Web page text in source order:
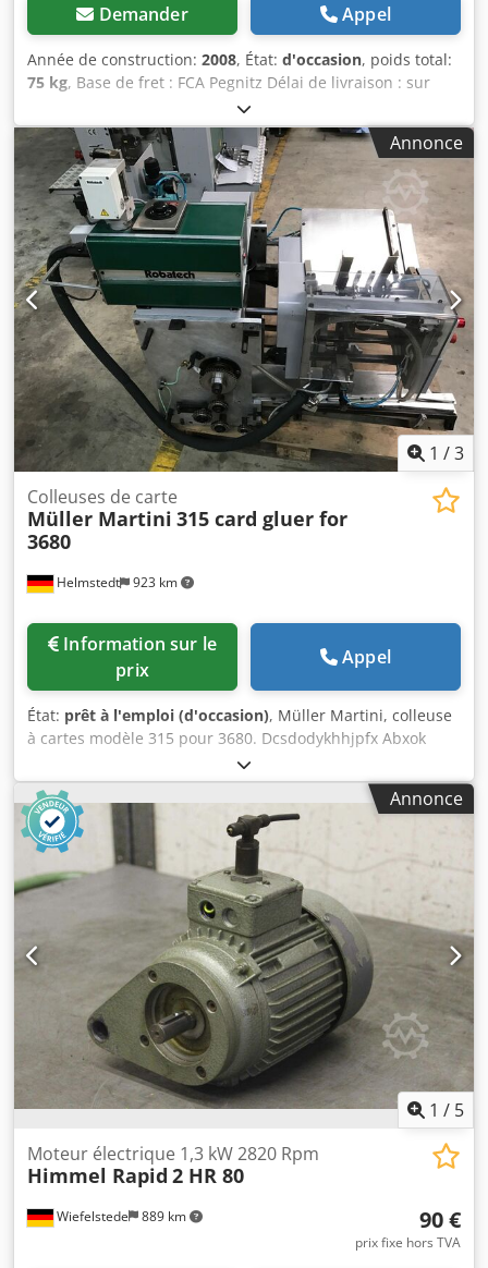
Demander Appel
Année de construction: 2008, État: d'occasion, poids total:
75 kg, Base de fret : FCA Pegnitz Délai de livraison : sur
rendez-vous Dcodpfewyfm Nex Abxok Conditions de
paiement : 100 % avant la prise en charge de la machine,
Annonce
1 /3
Helmstedt 923 km
Colleuses de carte
Müller Martini 315 card gluer for
3680
prix
Appel
État: prêt à l'emploi (d'occasion), Müller Martini, colleuse
à cartes modèle 315 pour 3680. Dcsdodykhhjpfx Abxok
Annonce
1 / 5
Wiefelstede 889 km
Moteur électrique 1,3 kW 2820 Rpm
Himmel Rapid 2 HR 80
90 €
prix fixe hors TVA